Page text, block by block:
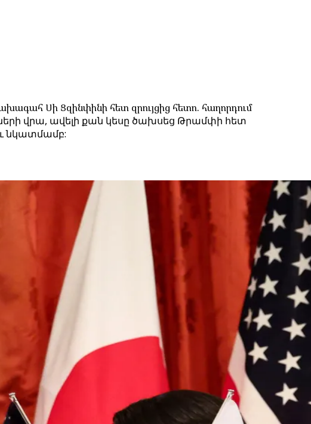
Սի Ցզինփինի հետ զրույցից հետո. հաղորդում
վրա, ավելի քան կեսը ծախսեց Թրամփի հետ
նկատմամբ: